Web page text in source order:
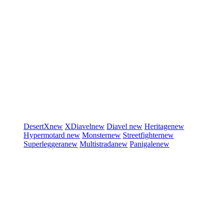
DesertXnew XDiavelnew Diavel new Heritagenew
Hypermotard new Monsternew Streetfighternew
Superleggeranew Multistradanew Panigalenew